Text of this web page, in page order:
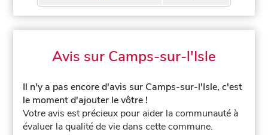
Avis sur Camps-sur-l'Isle
Il n'y a pas encore d'avis sur Camps-sur-l'Isle, c'est
le moment d'ajouter le vôtre !
Votre avis est précieux pour aider la communauté à
évaluer la qualité de vie dans cette commune.